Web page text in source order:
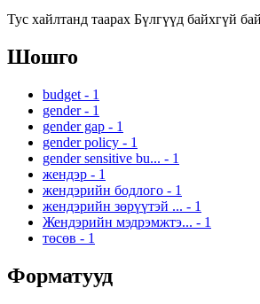
Тус хайлтанд таарах Бүлгүүд байхгүй
Шошго
budget - 1
gender - 1
gender gap - 1
gender policy - 1
gender sensitive bu... - 1
жендэр - 1
жендэрийн бодлого - 1
жендэрийн зөрүүтэй ... - 1
Жендэрийн мэдрэмжтэ... - 1
төсөв - 1
Форматууд